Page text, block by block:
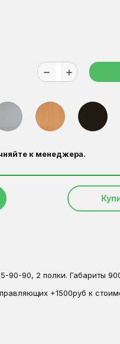
remove add
к менеджера.
90-90, 2 полки. Габариты
+1500руб к